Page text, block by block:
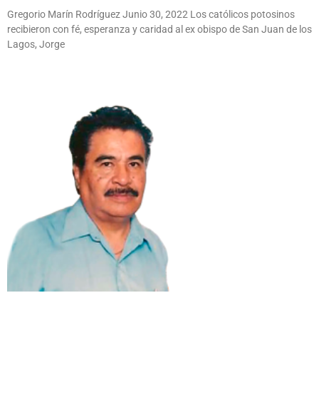
Gregorio Marín Rodríguez Junio 30, 2022 Los católicos potosinos
recibieron con fé, esperanza y caridad al ex obispo de San Juan de los
Lagos, Jorge